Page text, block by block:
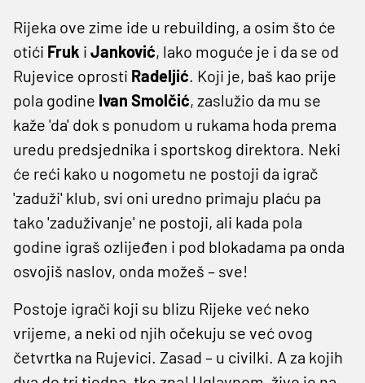
Rijeka ove zime ide u rebuilding, a osim što će
otići Fruk i Janković, lako moguće je i da se od
Rujevice oprosti Radeljić. Koji je, baš kao prije
pola godine Ivan Smolčić, zaslužio da mu se
kaže 'da' dok s ponudom u rukama hoda prema
uredu predsjednika i sportskog direktora. Neki
će reći kako u nogometu ne postoji da igrač
'zaduži' klub, svi oni uredno primaju plaću pa
tako 'zaduživanje' ne postoji, ali kada pola
godine igraš ozlijeđen i pod blokadama pa onda
osvojiš naslov, onda možeš – sve!
Postoje igrači koji su blizu Rijeke već neko
vrijeme, a neki od njih očekuju se već ovog
četvrtka na Rujevici. Zasad – u civilki. A za kojih